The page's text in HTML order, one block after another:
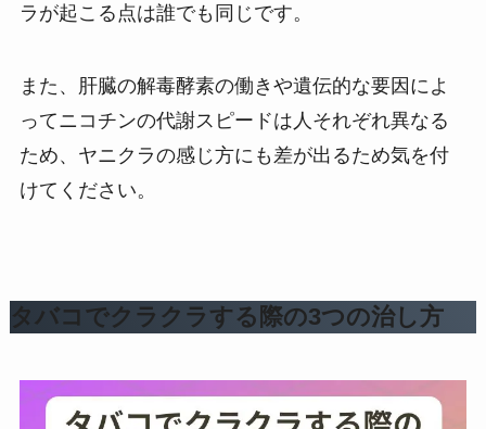
ラが起こる点は誰でも同じです。
また、肝臓の解毒酵素の働きや遺伝的な要因によ
ってニコチンの代謝スピードは人それぞれ異なる
ため、ヤニクラの感じ方にも差が出るため気を付
けてください。
タバコでクラクラする際の3つの治し方